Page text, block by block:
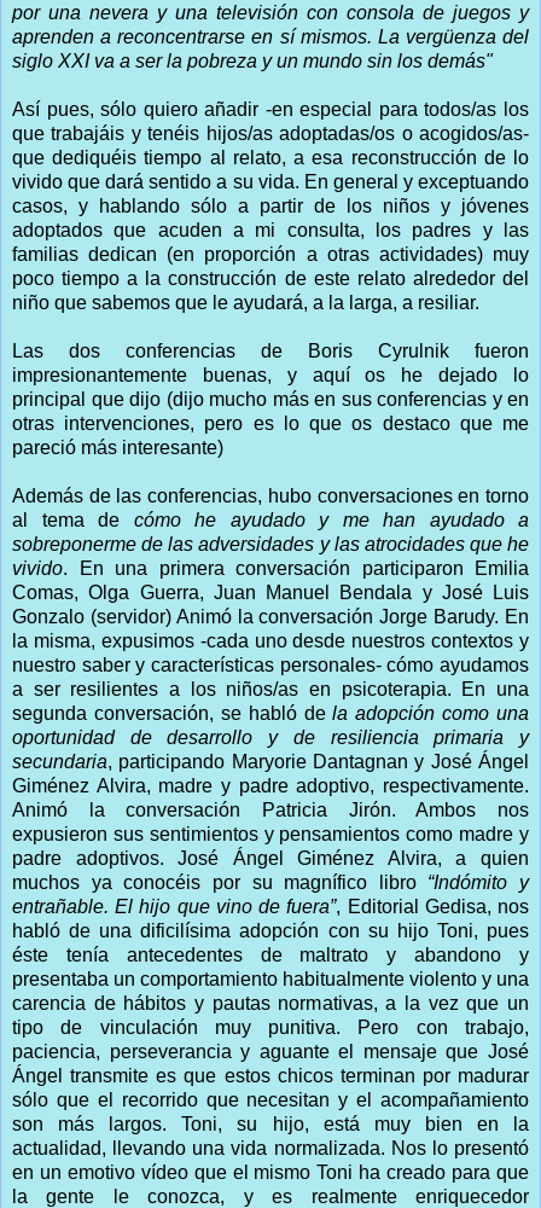
por una nevera y una televisión con consola de juegos y
aprenden a reconcentrarse en sí mismos. La vergüenza del
siglo XXI va a ser la pobreza y un mundo sin los demás"
Así pues, sólo quiero añadir -en especial para todos/as los
que trabajáis y tenéis hijos/as adoptadas/os o acogidos/as-
que dediquéis tiempo al relato, a esa reconstrucción de lo
vivido que dará sentido a su vida. En general y exceptuando
casos, y hablando sólo a partir de los niños y jóvenes
adoptados que acuden a mi consulta, los padres y las
familias dedican (en proporción a otras actividades) muy
poco tiempo a la construcción de este relato alrededor del
niño que sabemos que le ayudará, a la larga, a resiliar.
Las dos conferencias de Boris Cyrulnik fueron
impresionantemente buenas, y aquí os he dejado lo
principal que dijo (dijo mucho más en sus conferencias y en
otras intervenciones, pero es lo que os destaco que me
pareció más interesante)
Además de las conferencias, hubo conversaciones en torno
al tema de cómo he ayudado y me han ayudado a
sobreponerme de las adversidades y las atrocidades que he
vivido. En una primera conversación participaron Emilia
Comas, Olga Guerra, Juan Manuel Bendala y José Luis
Gonzalo (servidor) Animó la conversación Jorge Barudy. En
la misma, expusimos -cada uno desde nuestros contextos y
nuestro saber y características personales- cómo ayudamos
a ser resilientes a los niños/as en psicoterapia. En una
segunda conversación, se habló dela adopción como una
oportunidad de desarrollo y de resiliencia primaria y
secundaria, participando Maryorie Dantagnan y José Ángel
Giménez Alvira, madre y padre adoptivo, respectivamente.
Animó la conversación Patricia Jirón. Ambos nos
expusieron sus sentimientos y pensamientos como madre y
padre adoptivos. José Ángel Giménez Alvira, a quien
muchos ya conocéis por su magnífico libro “Indómito y
entrañable. El hijo que vino de fuera”, Editorial Gedisa, nos
habló de una dificilísima adopción con su hijo Toni, pues
éste tenía antecedentes de maltrato y abandono y
presentaba un comportamiento habitualmente violento y una
carencia de hábitos y pautas normativas, a la vez que un
tipo de vinculación muy punitiva. Pero con trabajo,
paciencia, perseverancia y aguante el mensaje que José
Ángel transmite es que estos chicos terminan por madurar
sólo que el recorrido que necesitan y el acompañamiento
son más largos. Toni, su hijo, está muy bien en la
actualidad, llevando una vida normalizada. Nos lo presentó
en un emotivo vídeo que el mismo Toni ha creado para que
la gente le conozca, y es realmente enriquecedor